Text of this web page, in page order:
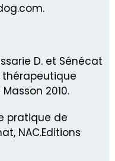
D. et Sénécat
thérapeutique
2010.
pratique de
NAC.Editions